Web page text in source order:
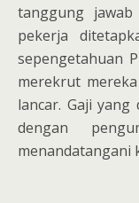
tanggung
pekerja
sepengetahuan
merekrut
lancar. Gaji
dengan
menandatangani